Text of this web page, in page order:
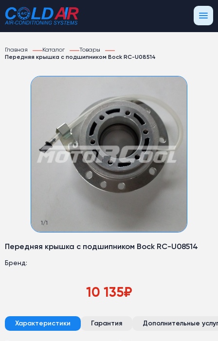
Главная Каталог
Товары
Передняя крышка с подшипником Bock RC-U08514
1 /1
Передняя крышка с подшипником Bock RC-U08514
Бренд:
10 135₽
Характеристики Гарантия Дополнительные